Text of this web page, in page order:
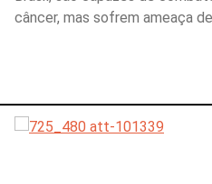
câncer, mas sofrem ameaça